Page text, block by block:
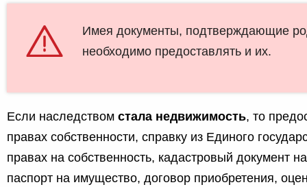
Имея документы, подтверждающие
необходимо предоставлять и их.
Если наследством стала недвижимость, то
правах собственности, справку из Единого
правах на собственность, кадастровый документ
паспорт на имущество, договор приобретения,